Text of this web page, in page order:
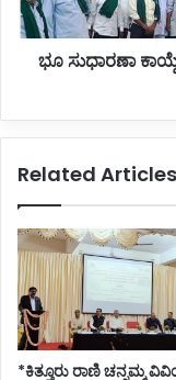
o
c
L
i
d
a
t
ದೆ
ತಿ
ರೋ
ರೈ
ತ
ಸಂ
ಘ
ಟ
ಭೂ ಸುಧಾರಣಾ
Related Articles
*ಕಿತ್ತೂರು ರಾಣಿ ಚನ್ನಮ್ಮ